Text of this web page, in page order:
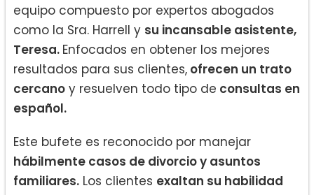
equipo compuesto por expertos abogados
como la Sra. Harrell y su incansable asistente,
Teresa. Enfocados en obtener los mejores
resultados para sus clientes, ofrecen un trato
cercano y resuelven todo tipo de consultas en
español.
Este bufete es reconocido por manejar
hábilmente casos de divorcio y asuntos
familiares. Los clientes exaltan su habilidad